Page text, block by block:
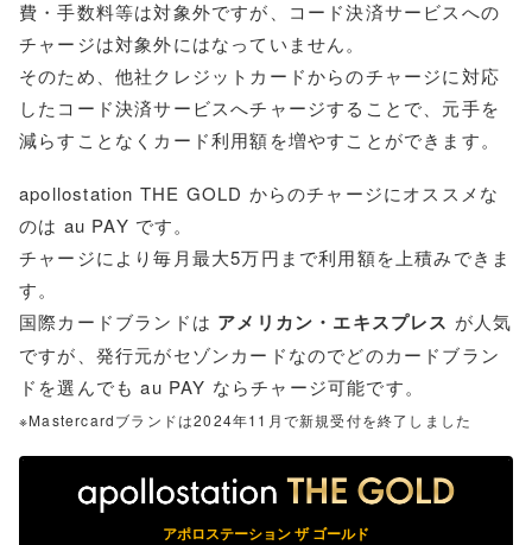
費・手数料等は対象外ですが、コード決済サービスへの
チャージは対象外にはなっていません。
そのため、他社クレジットカードからのチャージに対応
したコード決済サービスへチャージすることで、元手を
減らすことなくカード利用額を増やすことができます。
apollostation THE GOLD からのチャージにオススメな
のは au PAY です。
チャージにより毎月最大5万円まで利用額を上積みできま
す。
国際カードブランドは アメリカン・エキスプレス が人気
ですが、発行元がセゾンカードなのでどのカードブラン
ドを選んでも au PAY ならチャージ可能です。
※Mastercardブランドは2024年11月で新規受付を終了しました
アポロステーション ザ ゴールド